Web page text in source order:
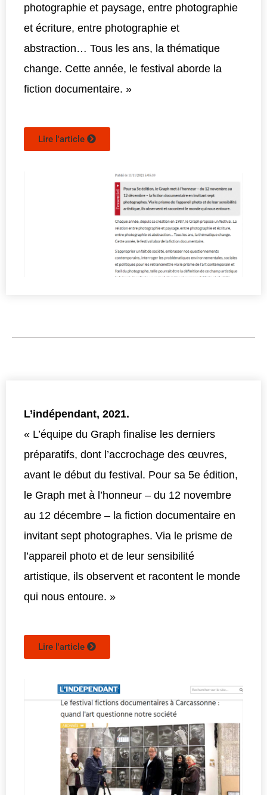
photographie et paysage, entre photographie
et écriture, entre photographie et
abstraction… Tous les ans, la thématique
change. Cette année, le festival aborde la
fiction documentaire. »
Lire l'article
L’indépendant, 2021.
« L’équipe du Graph finalise les derniers
préparatifs, dont l’accrochage des œuvres,
avant le début du festival. Pour sa 5e édition,
le Graph met à l’honneur – du 12 novembre
au 12 décembre – la fiction documentaire en
invitant sept photographes. Via le prisme de
l’appareil photo et de leur sensibilité
artistique, ils observent et racontent le monde
qui nous entoure. »
Lire l'article